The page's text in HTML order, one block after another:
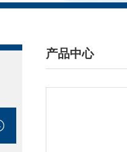
产品中心
/ PRODUCTS